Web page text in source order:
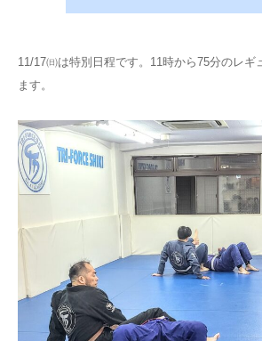
11/17㈰は特別日程です。11時から75分のレギ
ます。